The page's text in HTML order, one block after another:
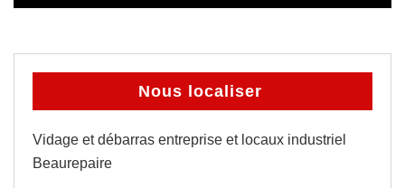
Nous localiser
Vidage et débarras entreprise et locaux industriel
Beaurepaire